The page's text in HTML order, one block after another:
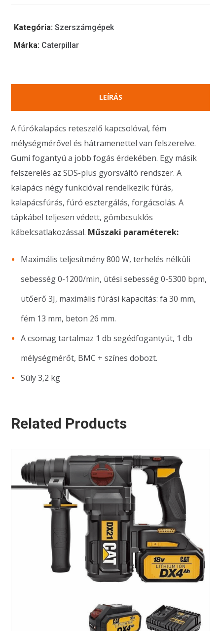
Kategória:Szerszámgépek
Márka: Caterpillar
LEÍRÁS
A fúrókalapács reteszelő kapcsolóval, fém
mélységmérővel és hátramenettel van felszerelve.
Gumi fogantyú a jobb fogás érdekében. Egy másik
felszerelés az SDS-plus gyorsváltó rendszer. A
kalapács négy funkcióval rendelkezik: fúrás,
kalapácsfúrás, fúró esztergálás, forgácsolás. A
tápkábel teljesen védett, gömbcsuklós
kábelcsatlakozással. Műszaki paraméterek:
Maximális teljesítmény 800 W, terhelés nélküli
sebesség 0-1200/min, ütési sebesség 0-5300 bpm,
ütőerő 3J, maximális fúrási kapacitás: fa 30 mm,
fém 13 mm, beton 26 mm.
A csomag tartalmaz 1 db segédfogantyút, 1 db
mélységmérőt, BMC + színes dobozt.
Súly 3,2 kg
Related Products